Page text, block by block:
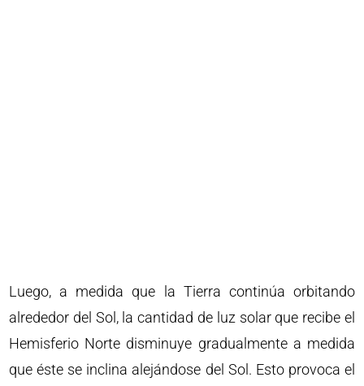
Luego, a medida que la Tierra continúa orbitando
alrededor del Sol, la cantidad de luz solar que recibe el
Hemisferio Norte disminuye gradualmente a medida
que éste se inclina alejándose del Sol. Esto provoca el